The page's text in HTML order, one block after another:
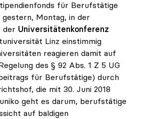
für Berufstätige
Montag, in der
der Universitätenkonferenz
Linz einstimmig
reagieren damit auf
des § 92 Abs. 1 Z 5 UG
für Berufstätige) durch
die mit 30. Juni 2018
geht es darum, berufstätige
auf baldigen